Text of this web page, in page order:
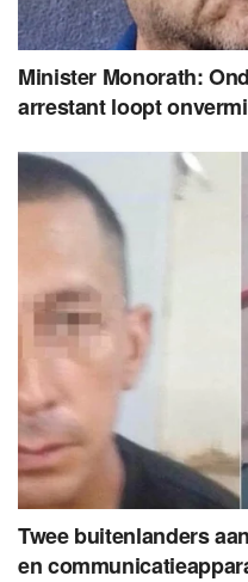
Minister Monorath:
arrestant loopt
Twee buitenlanders
en